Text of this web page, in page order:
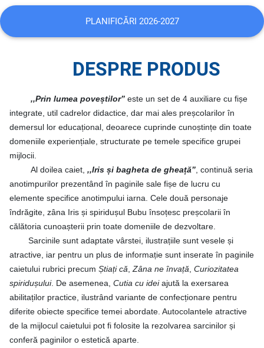
PLANIFICĂRI 2026-2027
DESPRE PRODUS
,,Prin lumea poveștilor” este un set de 4 auxiliare cu fișe
integrate, util cadrelor didactice, dar mai ales preșcolarilor în
demersul lor educațional, deoarece cuprinde cunoștințe din toate
domeniile experiențiale, structurate pe temele specifice grupei
mijlocii.
Al doilea caiet, ,,Iris și bagheta de gheață” , continuă seria
anotimpurilor prezentând în paginile sale fișe de lucru cu
elemente specifice anotimpului iarna. Cele două personaje
îndrăgite, zâna Iris și spiridușul Bubu însoțesc preșcolarii în
călătoria cunoașterii prin toate domeniile de dezvoltare.
Sarcinile sunt adaptate vârstei, ilustrațiile sunt vesele și
atractive, iar pentru un plus de informație sunt inserate în paginile
caietului rubrici precum Știați că Zâna ne învață Curiozitatea
spiridușului. De asemenea, Cutia cu ideiajută la exersarea
abilitaților practice, ilustrând variante de confecționare pentru
diferite obiecte specifice temei abordate. Autocolantele atractive
de la mijlocul caietului pot fi folosite la rezolvarea sarcinilor și
conferă paginilor o estetică aparte.